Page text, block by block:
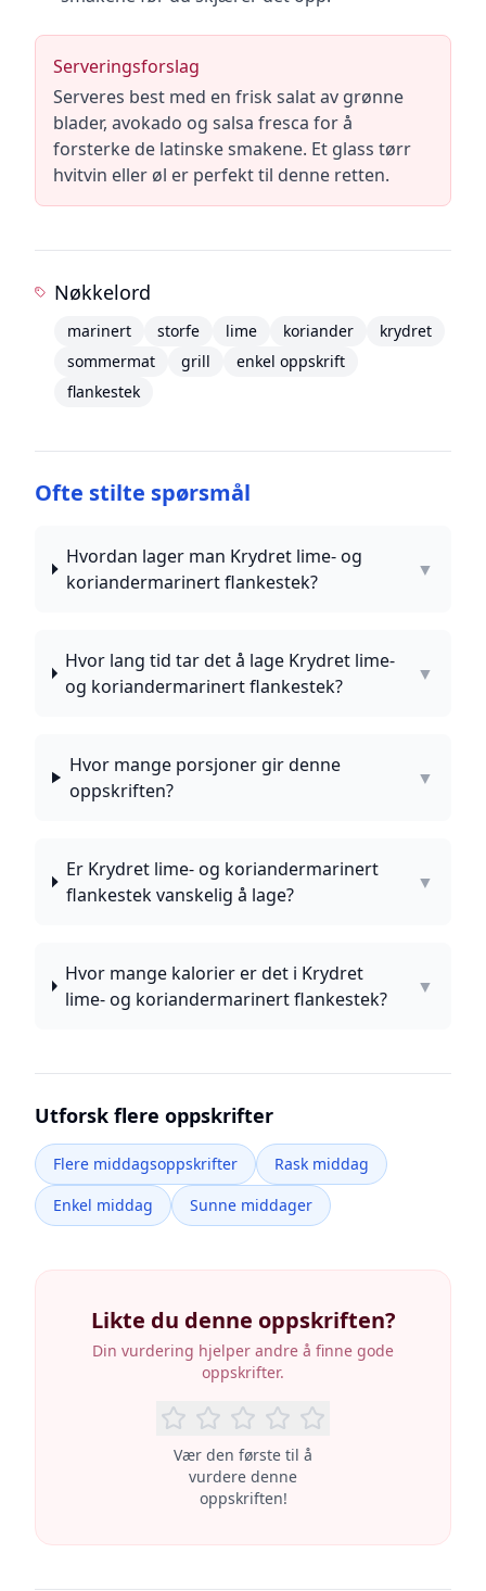
Serveringsforslag
Serveres best med en frisk salat av grønne
blader, avokado og salsa fresca for å
forsterke de latinske smakene. Et glass tørr
hvitvin eller øl er perfekt til denne retten.
Nøkkelord
marinert storfe lime koriander
krydret
sommermat
grill
enkel oppskrift
flankestek
Ofte stilte spørsmål
Hvordan lager man Krydret lime- og
koriandermarinert flankestek?
▼
Hvor lang tid tar det å lage Krydret lime-
og koriandermarinert flankestek?
▼
Hvor mange porsjoner gir denne
oppskriften?
▼
Er Krydret lime- og koriandermarinert
flankestek vanskelig å lage?
▼
Hvor mange kalorier er det i Krydret
lime- og koriandermarinert flankestek?
▼
Utforsk flere oppskrifter
Flere middagsoppskrifter
Rask middag
Enkel middag
Sunne middager
Likte du denne oppskriften?
Din vurdering hjelper andre å finne gode
oppskrifter.
Vær den første til å
vurdere denne
oppskriften!